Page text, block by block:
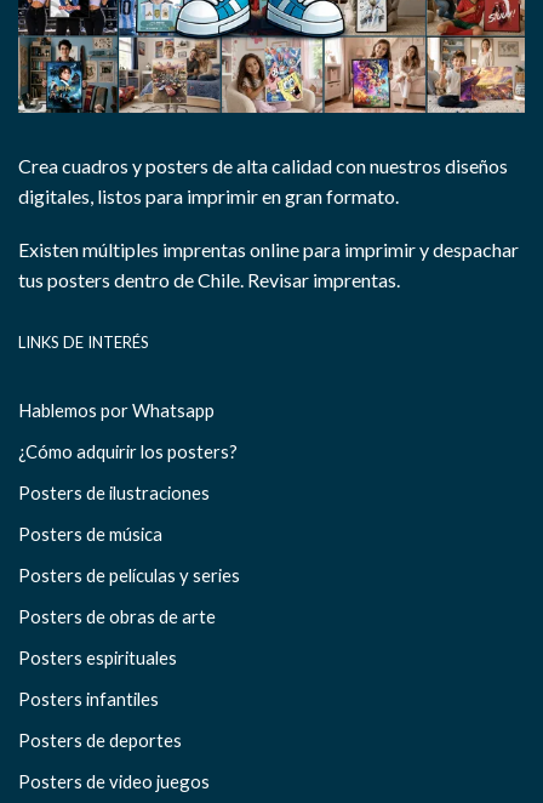
Crea cuadros y posters de alta calidad con nuestros diseños
digitales, listos para imprimir en gran formato.
Existen múltiples imprentas online para imprimir y despachar
tus posters dentro de Chile. Revisar imprentas.
LINKS DE INTERÉS
Hablemos por Whatsapp
¿Cómo adquirir los posters?
Posters de ilustraciones
Posters de música
Posters de películas y series
Posters de obras de arte
Posters espirituales
Posters infantiles
Posters de deportes
Posters de video juegos